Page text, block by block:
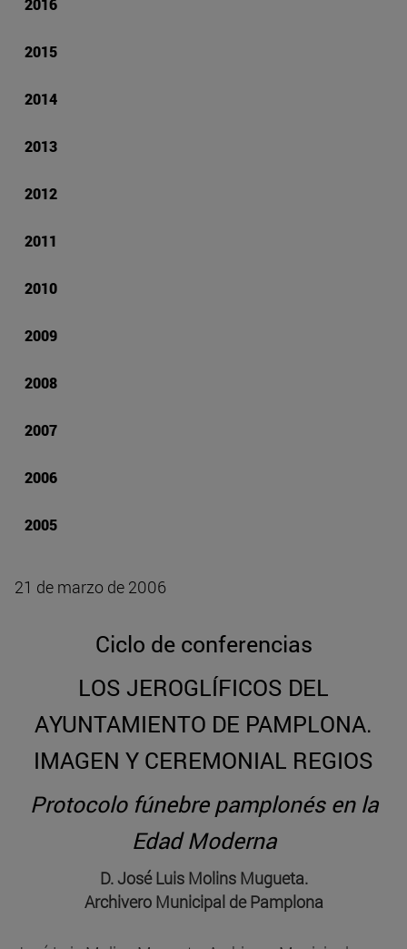
2016
2015
2014
2013
2012
2011
2010
2009
2008
2007
2006
2005
21 de marzo de 2006
Ciclo de conferencias
LOS JEROGLÍFICOS DEL
AYUNTAMIENTO DE PAMPLONA.
IMAGEN Y CEREMONIAL REGIOS
Protocolo fúnebre pamplonés en la
Edad Moderna
D. José Luis Molins Mugueta.
Archivero Municipal de Pamplona